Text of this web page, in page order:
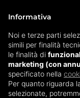
Informativa
Noi e terze parti
simili per finalità
le finalità di
marketing (con
specificato nella
Per quanto riguarda
selezionate,
Home»Tiralatte»
Tiralatte